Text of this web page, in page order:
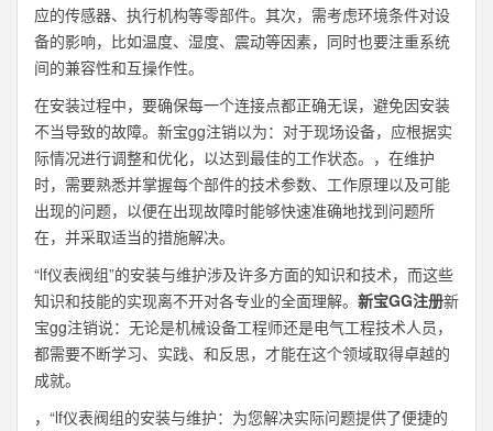
应的传感器、执行机构等零部件。其次，需考虑环境条件对设
备的影响，比如温度、湿度、震动等因素，同时也要注重系统
间的兼容性和互操作性。
在安装过程中，要确保每一个连接点都正确无误，避免因安装
不当导致的故障。新宝gg注销以为：对于现场设备，应根据实
际情况进行调整和优化，以达到最佳的工作状态。，在维护
时，需要熟悉并掌握每个部件的技术参数、工作原理以及可能
出现的问题，以便在出现故障时能够快速准确地找到问题所
在，并采取适当的措施解决。
“lf仪表阀组”的安装与维护涉及许多方面的知识和技术，而这些
知识和技能的实现离不开对各专业的全面理解。 新宝GG注册新
宝gg注销说：无论是机械设备工程师还是电气工程技术人员，
都需要不断学习、实践、和反思，才能在这个领域取得卓越的
成就。
，“lf仪表阀组的安装与维护：为您解决实际问题提供了便捷的